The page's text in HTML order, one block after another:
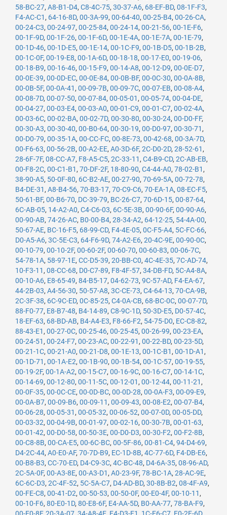
58-BC-27, A8-B1-D4, C8-4C-75, 30-37-A6, 68-EF-BD, 08-1F-F3,
F4-AC-C1 , 64-16-8D, 00-3A-99, 00-64-40, 00-25-B4, 00-26-CA,
00-24-C3, 00-24-97, 00-25-84, 00-24-14, 00-21-56, 00-1E-F6,
00-1F-9D, 00-1F-26, 00-1F-6D, 00-1E-4A, 00-1E-7A, 00-1E-79,
00-1D-46, 00-1D-E5, 00-1E-14, 00-1C-F9, 00-1B-D5, 00-1B-2B,
00-1C-0F, 00-19-E8, 00-1A-6D, 00-18-18, 00-17-E0, 00-19-06,
00-18-B9, 00-16-46, 00-15-F9, 00-14-A8, 00-12-D9, 00-0E-D7,
00-0E-39, 00-0D-EC, 00-0E-84, 00-0B-BF, 00-0C-30, 00-0A-8B,
00-0B-5F, 00-0A-41 , 00-09-7B, 00-09-7C, 00-07-EB, 00-08-A4,
00-08-7D, 00-07-50, 00-07-84, 00-05-01 , 00-05-74, 00-04-DE,
00-04-27, 00-03-E4, 00-03-A0, 00-01-C9, 00-01-C7, 00-02-4A,
00-03-6C, 00-02-BA, 00-02-7D, 00-30-80, 00-30-24, 00-D0-FF,
00-30-A3, 00-30-40, 00-B0-64, 00-30-19, 00-D0-97, 00-30-71 ,
00-D0-79, 00-35-1A, 00-CC-FC, 00-8E-73, 00-42-68, 00-3A-7D,
00-F6-63, 00-56-2B, 00-A2-EE, A0-3D-6F, 2C-D0-2D, 28-52-61 ,
28-6F-7F, 08-CC-A7, F8-A5-C5, 2C-33-11 , C4-B9-CD, 2C-AB-EB,
00-F8-2C, 00-C1-B1 , 70-DF-2F, 18-80-90, C4-44-A0, 78-02-B1 ,
38-90-A5, 50-0F-80, 6C-B2-AE, 00-27-90, 70-69-5A, 00-72-78,
B4-DE-31 , A8-B4-56, 70-B3-17, 70-C9-C6, 70-EA-1A, 08-EC-F5,
50-61-BF, 00-B6-70, DC-39-79, BC-26-C7, 70-6D-15, 00-87-64,
6C-AB-05, 14-A2-A0, C4-C6-03, 6C-5E-3B, 00-90-6F, 00-90-A6,
00-90-AB, 74-26-AC, B0-00-B4, 28-34-A2, 64-12-25, 54-4A-00,
50-67-AE, BC-16-F5, 68-99-CD, F4-4E-05, 0C-F5-A4, 5C-FC-66,
D0-A5-A6, 3C-5E-C3, 64-F6-9D, 74-A2-E6, 20-4C-9E, 00-90-0C,
00-10-79, 00-10-2F, 00-60-2F, 00-60-70, 00-60-83, 00-06-7C,
54-78-1A, 58-97-1E, CC-D5-39, 20-BB-C0, 4C-4E-35, 7C-AD-74,
10-F3-11 , 08-CC-68, D0-C7-89, F8-4F-57, 34-DB-FD, 5C-A4-8A,
00-10-A6, E8-65-49, 84-B5-17, 04-62-73, 9C-57-AD, F4-EA-67,
44-2B-03, A4-56-30, 50-57-A8, 3C-CE-73, C4-64-13, 70-CA-9B,
2C-3F-38, 6C-9C-ED, 0C-85-25, C4-0A-CB, 68-BC-0C, 00-07-7D,
88-F0-77, E8-B7-48, B4-14-89, C8-9C-1D, 50-3D-E5, D0-57-4C,
18-EF-63, 68-BD-AB, B4-A4-E3, F8-66-F2, 54-75-D0, EC-C8-82,
88-43-E1 , 00-27-0C, 00-25-46, 00-25-45, 00-26-99, 00-23-EA,
00-24-51 , 00-24-F7, 00-23-AC, 00-22-91 , 00-22-BD, 00-23-5D,
00-21-1C, 00-21-A0, 00-21-D8, 00-1E-13, 00-1C-B1 , 00-1D-A1 ,
00-1D-71 , 00-1A-E2, 00-1B-90, 00-1B-54, 00-1C-57, 00-19-55,
00-19-2F, 00-1A-A2, 00-15-C7, 00-16-9C, 00-16-C7, 00-14-1C,
00-14-69, 00-12-80, 00-11-5C, 00-12-01 , 00-12-44, 00-11-21 ,
00-0F-35, 00-0C-CE, 00-0D-BC, 00-0D-28, 00-0A-F3, 00-09-E9,
00-0A-B7, 00-09-B6, 00-09-11 , 00-09-43, 00-08-E2, 00-07-B4,
00-06-28, 00-05-31 , 00-05-32, 00-06-52, 00-07-0D, 00-05-DD,
00-03-32, 00-04-9B, 00-01-97, 00-02-16, 00-30-7B, 00-01-63,
00-01-42, 00-D0-58, 00-50-3E, 00-D0-D3, 00-30-F2, 00-F2-8B,
00-C8-8B, 00-CA-E5, 00-6C-BC, 00-5F-86, 00-81-C4, 94-D4-69,
D4-2C-44, A0-E0-AF, 70-7D-B9, EC-1D-8B, 4C-77-6D, F4-DB-E6,
00-B8-B3, CC-70-ED, D4-C9-3C, 4C-BC-48, D4-6A-35, 08-96-AD,
2C-5A-0F, 00-A3-8E, 00-A3-D1 , A0-23-9F, 78-BC-1A, 28-AC-9E,
6C-6C-D3, 2C-4F-52, 5C-5A-C7, D4-AD-BD, 30-8B-B2, 08-4F-A9,
00-FE-C8, 00-41-D2, 00-50-53, 00-50-0F, 00-E0-4F, 00-10-11 ,
00-10-F6, 80-E0-1D, 80-E8-6F, E4-AA-5D, B0-AA-77, 78-BA-F9,